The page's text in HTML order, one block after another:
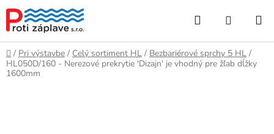
obsah
Hľadať
KOŠÍK
Domov
/ Pri výstavbe / Celý sortiment HL / Bezbariérové sprchy 5 HL /
HL050D/160 - Nerezové prekrytie 'Dizajn' je vhodný pre žľab dĺžky
1600mm